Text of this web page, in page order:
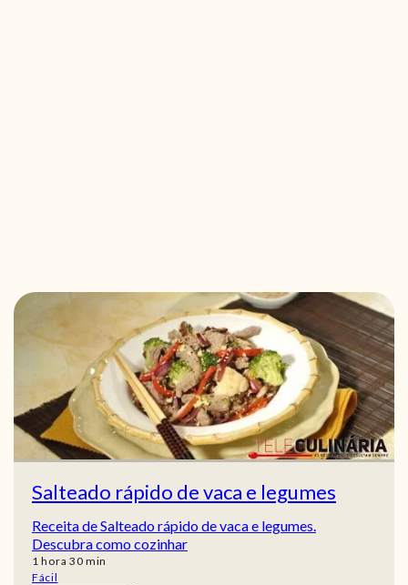
Salteado rápido de vaca e legumes
Receita de Salteado rápido de vaca e legumes.
Descubra como cozinhar
1 hora
hora 30min
min
Fácil